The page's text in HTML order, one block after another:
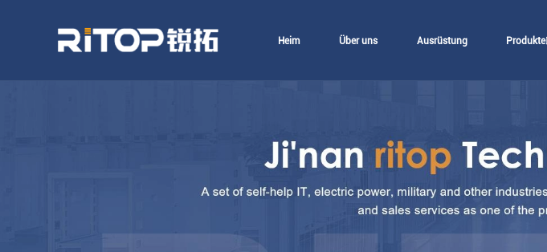
Heim Über uns Ausrüstung Produkte